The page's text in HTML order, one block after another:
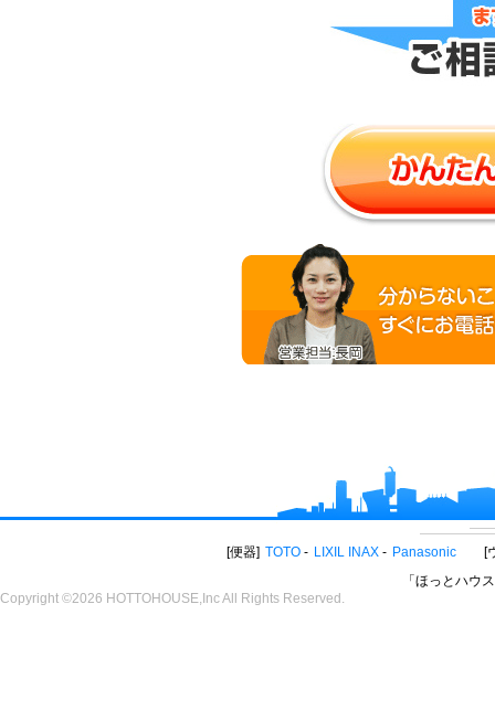
便器 TOTO LIXIL INAX Panasonic
「ほっとハウ
Copyright ©2026 HOTTOHOUSE,Inc All Rights Reserved.